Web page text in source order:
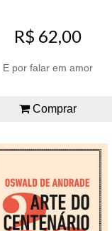
R$ 62,00
E por falar em amor
Comprar